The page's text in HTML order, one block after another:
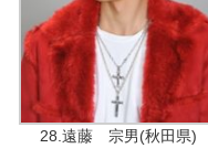
28.遠藤 宗男(秋田県)